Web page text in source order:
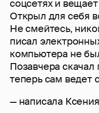
соцсетях и
Открыл для себя
Не смейтесь,
писал
компьютера не
Позавчера скачал
теперь сам ведет
— написала